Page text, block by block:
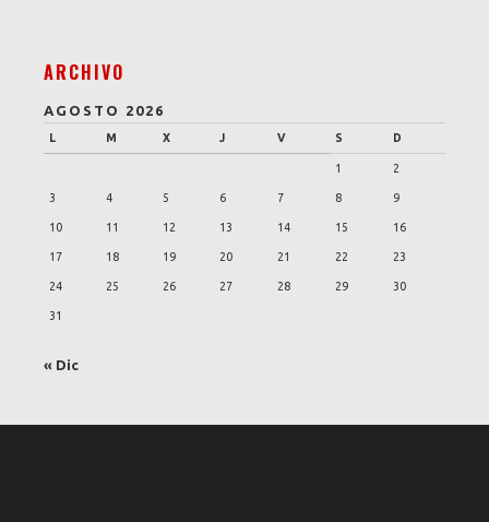
ARCHIVO
AGOSTO 2026
L M X J V S D
1 2
3 4 5 6 7 8 9
10 11 12 13 14 15 16
17 18 19 20 21 22 23
24 25 26 27 28 29 30
31
« Dic